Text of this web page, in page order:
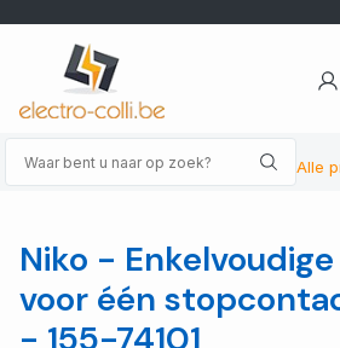
Alle
Niko -
voor één
- 155-74101